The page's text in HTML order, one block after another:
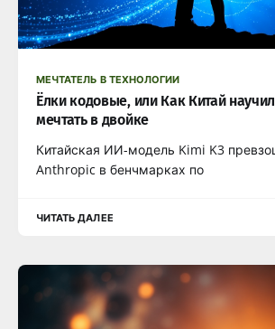
МЕЧТАТЕЛЬ В ТЕХНОЛОГИИ
Ёлки кодовые, или Как Китай
мечтать в двойке
Китайская ИИ-модель Kimi K3
Anthropic в бенчмарках по
ЧИТАТЬ ДАЛЕЕ